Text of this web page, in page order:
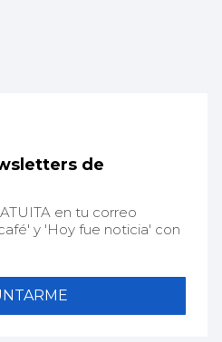
de
en tu correo
y 'Hoy fue noticia' con